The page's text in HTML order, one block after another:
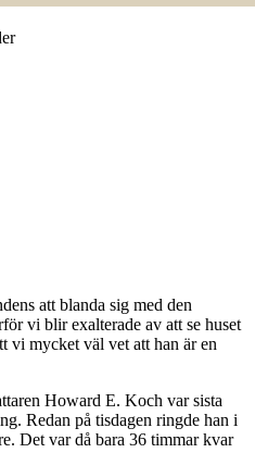
att blanda sig med den
vi blir exalterade av att se huset
vi mycket väl vet att han är en
Howard E. Koch var sista
Redan på tisdagen ringde han i
Det var då bara 36 timmar kvar